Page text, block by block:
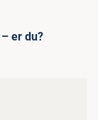
er du?